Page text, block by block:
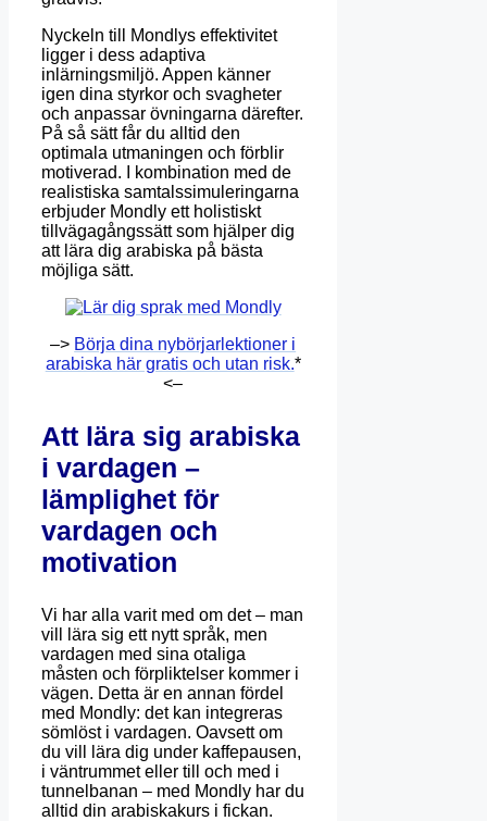
Nyckeln till Mondlys effektivitet
ligger i dess adaptiva
inlärningsmiljö. Appen känner
igen dina styrkor och svagheter
och anpassar övningarna därefter.
På så sätt får du alltid den
optimala utmaningen och förblir
motiverad. I kombination med de
realistiska samtalssimuleringarna
erbjuder Mondly ett holistiskt
tillvägagångssätt som hjälper dig
att lära dig arabiska på bästa
möjliga sätt.
–> Börja dina nybörjarlektioner i
arabiska här gratis och utan risk.*
<–
Att lära sig arabiska
i vardagen –
lämplighet för
vardagen och
motivation
Vi har alla varit med om det – man
vill lära sig ett nytt språk, men
vardagen med sina otaliga
måsten och förpliktelser kommer i
vägen. Detta är en annan fördel
med Mondly: det kan integreras
sömlöst i vardagen. Oavsett om
du vill lära dig under kaffepausen,
i väntrummet eller till och med i
tunnelbanan – med Mondly har du
alltid din arabiskakurs i fickan.